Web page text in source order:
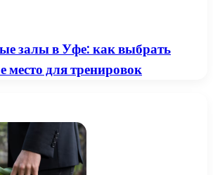
залы в Уфе: как выбрать
место для тренировок